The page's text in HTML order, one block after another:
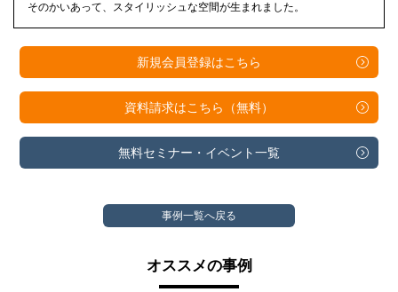
そのかいあって、スタイリッシュな空間が生まれました。
新規会員登録はこちら
資料請求はこちら（無料）
無料セミナー・ イベント一覧
事例一覧へ戻る
オススメの事例